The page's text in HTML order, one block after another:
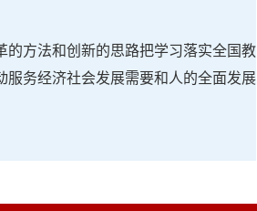
的方法和创新的思路把学习落实全国教
服务经济社会发展需要和人的全面发展